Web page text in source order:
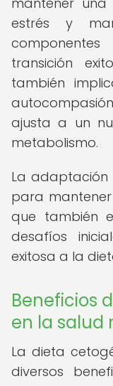
estrés y
transición
también
ajusta a un
metabolismo.
La adaptación
para
que también
desafíos
exitosa a la
Beneficios
en la salud
La dieta
diversos